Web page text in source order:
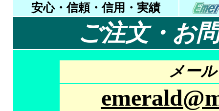
安心・信頼・信用・実績
ご注文・お
メー